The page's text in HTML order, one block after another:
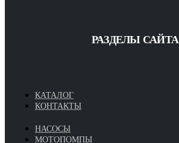
РАЗДЕЛЫ САЙТА
КАТАЛОГ
КОНТАКТЫ
НАСОСЫ
МОТОПОМПЫ